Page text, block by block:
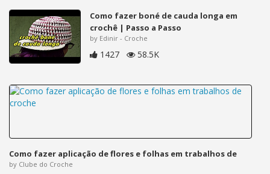
Como fazer boné de cauda longa em
crochê | Passo a Passo
by Edinir - Croche
1427 58.5K
Como fazer aplicação de flores e folhas em trabalhos de
by Clube do Croche